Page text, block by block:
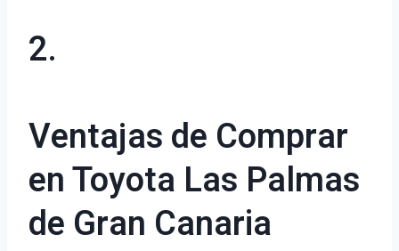
2.
Ventajas de Comprar
en Toyota Las Palmas
de Gran Canaria